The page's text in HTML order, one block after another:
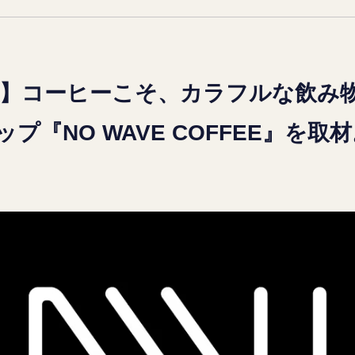
コーヒーこそ、カラフルな飲み
プ『NO WAVE COFFEE』を取